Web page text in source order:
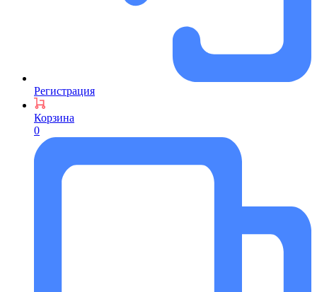
Регистрация
Корзина
0